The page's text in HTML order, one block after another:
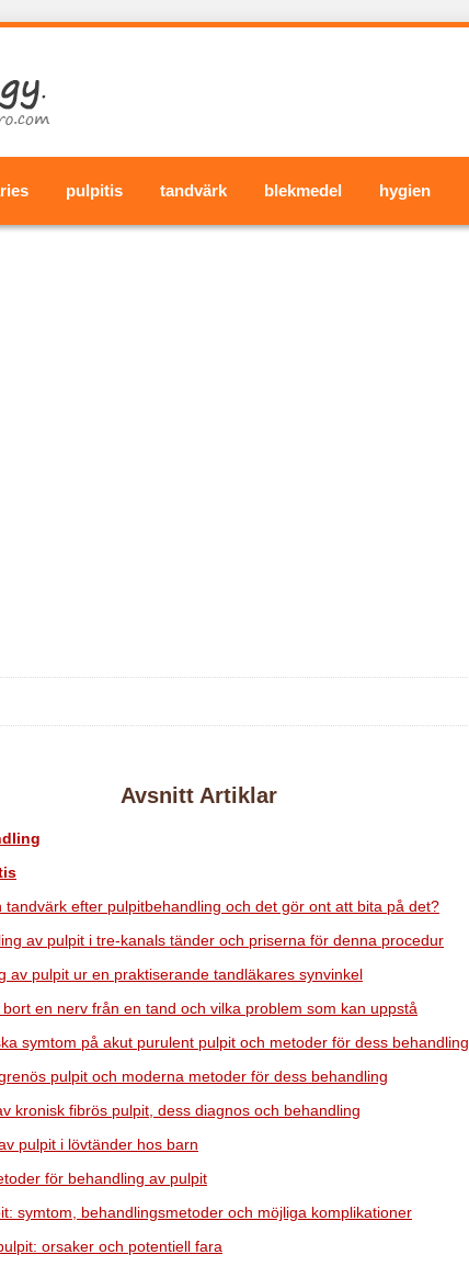
pulpitis tandvärk blekmedel hygien
Avsnitt Artiklar
tandvärk efter pulpitbehandling och det gör ont att bita på det?
av pulpit i tre-kanals tänder och priserna för denna procedur
av pulpit ur en praktiserande tandläkares synvinkel
en nerv från en tand och vilka problem som kan uppstå
symtom på akut purulent pulpit och metoder för dess behandling
pulpit och moderna metoder för dess behandling
kronisk fibrös pulpit, dess diagnos och behandling
pulpit i lövtänder hos barn
för behandling av pulpit
symtom, behandlingsmetoder och möjliga komplikationer
orsaker och potentiell fara